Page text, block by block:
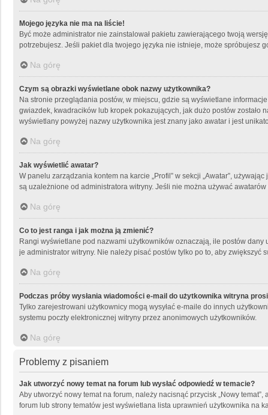
Mojego języka nie ma na liście!
Być może administrator nie zainstalował pakietu zawierającego twoją
potrzebujesz. Jeśli pakiet dla twojego języka nie istnieje, może spróbujesz
Na górę
Czym są obrazki wyświetlane obok nazwy użytkownika?
Na stronie przeglądania postów, w miejscu, gdzie są wyświetlane
gwiazdek, kwadracików lub kropek pokazujących, jak dużo postów
wyświetlany powyżej nazwy użytkownika jest znany jako awatar i jest
Na górę
Jak wyświetlić awatar?
W panelu zarządzania kontem na karcie „Profil” w sekcji „Awatar”,
są uzależnione od administratora witryny. Jeśli nie można używać
Na górę
Co to jest ranga i jak można ją zmienić?
Rangi wyświetlane pod nazwami użytkowników oznaczają, ile postów
je administrator witryny. Nie należy pisać postów tylko po to, aby
Na górę
Podczas próby wysłania wiadomości e-mail do użytkownika witryna
Tylko zarejestrowani użytkownicy mogą wysyłać e-maile do innych
systemu poczty elektronicznej witryny przez anonimowych użytkowników.
Na górę
Problemy z pisaniem
Jak utworzyć nowy temat na forum lub wysłać odpowiedź w temacie?
Aby utworzyć nowy temat na forum, należy nacisnąć przycisk „Nowy
forum lub strony tematów jest wyświetlana lista uprawnień użytkownika na